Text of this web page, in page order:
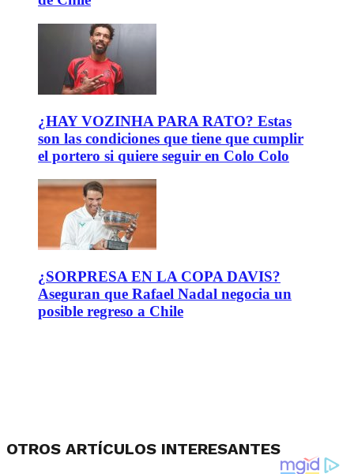
¿HAY VOZINHA PARA RATO? Estas
son las condiciones que tiene que cumplir
el portero si quiere seguir en Colo Colo
¿SORPRESA EN LA COPA DAVIS?
Aseguran que Rafael Nadal negocia un
posible regreso a Chile
OTROS ARTÍCULOS INTERESANTES